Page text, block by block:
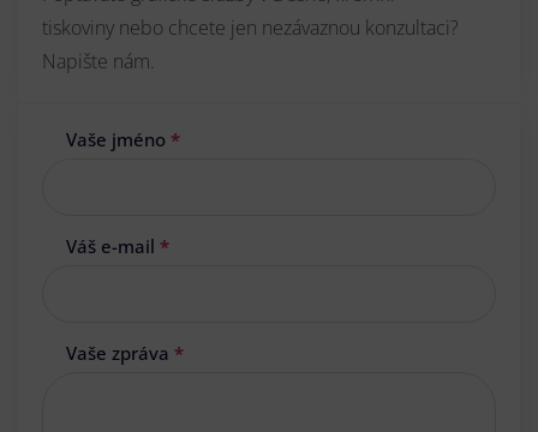
tiskoviny nebo chcete jen nezávaznou konzultaci?
Napište nám.
Vaše jméno *
Váš e-mail *
Vaše zpráva *